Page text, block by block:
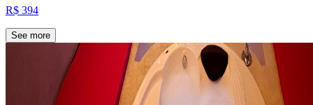
R$ 394
See more